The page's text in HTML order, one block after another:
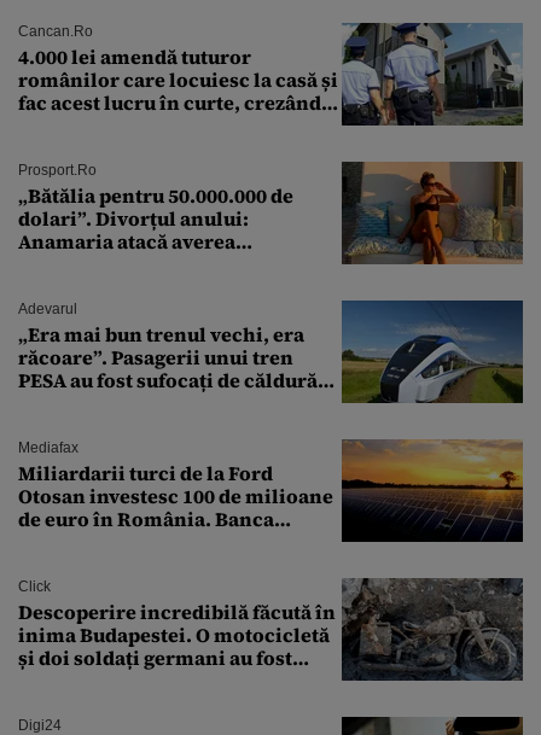
Cancan.ro
4.000 lei amendă tuturor
românilor care locuiesc la casă și
fac acest lucru în curte, crezând
Prosport.ro
„Bătălia pentru 50.000.000 de
dolari”. Divorțul anului:
Anamaria atacă averea
Adevarul
„Era mai bun trenul vechi, era
răcoare”. Pasagerii unui tren
PESA au fost sufocați de căldură
Mediafax
Miliardarii turci de la Ford
Otosan investesc 100 de milioane
de euro în România. Banca
Click
Descoperire incredibilă făcută în
inima Budapestei. O motocicletă
și doi soldați germani au fost
Digi24